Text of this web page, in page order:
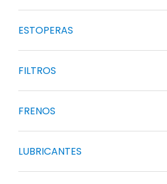
ESTOPERAS
FILTROS
FRENOS
LUBRICANTES